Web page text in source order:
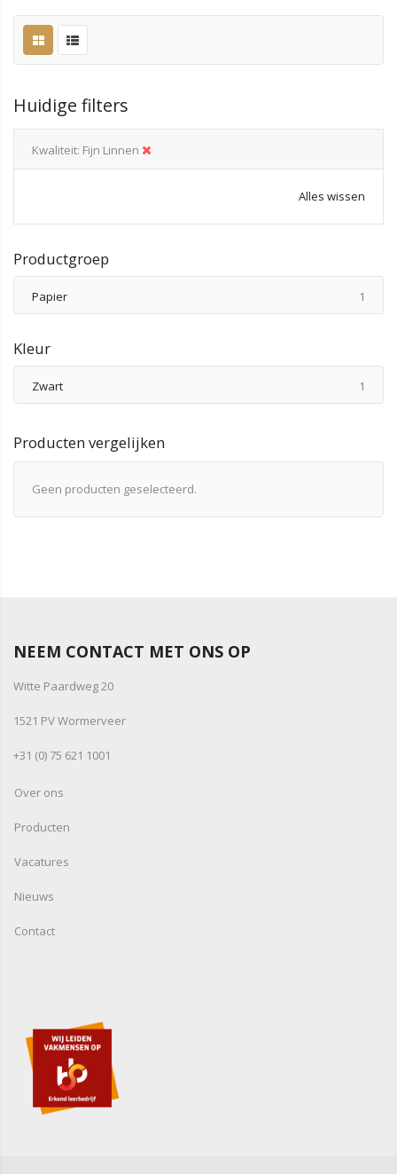
Huidige filters
Kwaliteit Fijn Linnen
Alles wissen
Productgroep
Papier 1
Kleur
Zwart 1
Producten vergelijken
Geen producten geselecteerd.
NEEM CONTACT MET ONS OP
Witte Paardweg 20
1521 PV Wormerveer
+31 (0) 75 621 1001
Over ons
Producten
Vacatures
Nieuws
Contact